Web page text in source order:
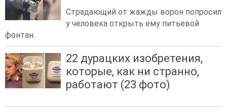
Страдающий от жажды ворон попросил
у человека открыть ему питьевой
фонтан.
22 дурацких изобретения,
которые, как ни странно,
работают (23 фото)